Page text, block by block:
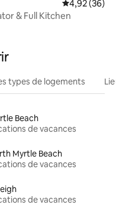
Évaluation
4,92 (36)
& Full Kitchen
types de logements
Beach
de vacances
Myrtle Beach
de vacances
de vacances